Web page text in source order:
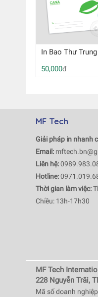
In Bao Thư Trung
50,000đ
MF Tech
Giải pháp in nhanh
Email:
Liên hệ:
Hotline:
Thời gian làm việc:
Chiều: 13h-17h30
MF Tech
228 Nguyễn Trãi,
Mã số doanh